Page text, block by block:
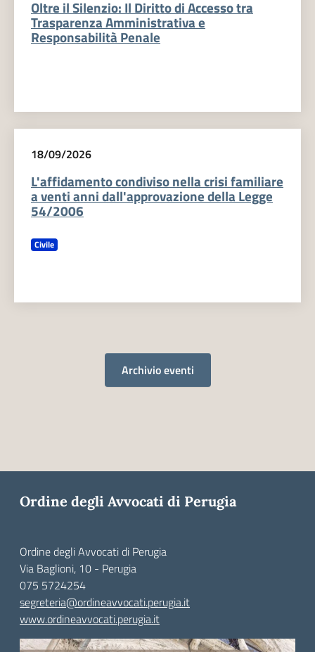
Oltre il Silenzio: Il Diritto di Accesso tra
Trasparenza Amministrativa e
Responsabilità Penale
18/09/2026
L'affidamento condiviso nella crisi familiare
a venti anni dall'approvazione della Legge
54/2006
Civile
Archivio eventi
Ordine degli Avvocati di Perugia
Ordine degli Avvocati di Perugia
Via Baglioni, 10 - Perugia
075 5724254
segreteria@ordineavvocati.perugia.it
www.ordineavvocati.perugia.it